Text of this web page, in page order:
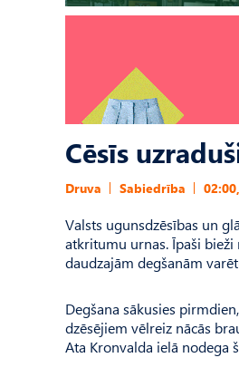
Cēsīs
Druva Sabiedrība
Valsts ugunsdzēsības un
atkritumu urnas. Īpaši bieži
daudzajām degšanām
Degšana sākusies
dzēsējiem vēlreiz nācās
Ata Kronvalda ielā nodega